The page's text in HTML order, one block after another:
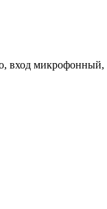
вход